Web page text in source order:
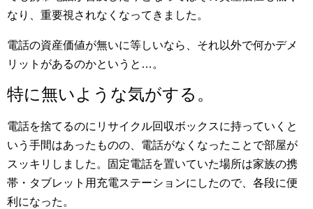
なり、重要視されなくなってきました。
電話の資産価値が無いに等しいなら、それ以外で何かデメ
リットがあるのかというと…。
特に無いような気がする。
電話を捨てるのにリサイクル回収ボックスに持っていくと
いう手間はあったものの、電話がなくなったことで部屋が
スッキリしました。固定電話を置いていた場所は家族の携
帯・タブレット用充電ステーションにしたので、各段に便
利になった。